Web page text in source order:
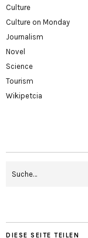
Culture
Culture on Monday
Journalism
Novel
Science
Tourism
Wikipetcia
DIESE SEITE TEILEN